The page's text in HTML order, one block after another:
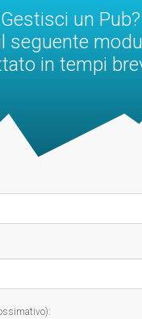
Gestisci un Pub?
seguente
in tempi